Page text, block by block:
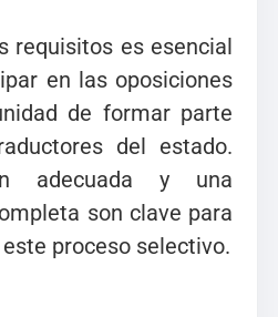
requisitos es esencial
en las oposiciones
de formar parte
del estado.
adecuada y una
son clave para
proceso selectivo.